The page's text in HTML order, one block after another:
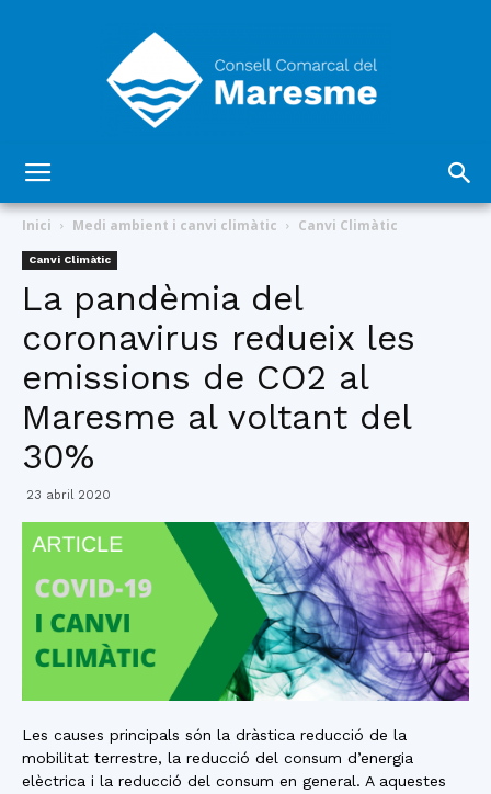
Comarcal
del
Inici Medi ambient i canvi climàtic Canvi Climàtic
Canvi Climàtic
La pandèmia del
coronavirus redueix les
emissions de CO2 al
Maresme al voltant del
30%
23 abril 2020
Les causes principals són la dràstica reducció de la
mobilitat terrestre, la reducció del consum d’energia
elèctrica i la reducció del consum en general. A aquestes